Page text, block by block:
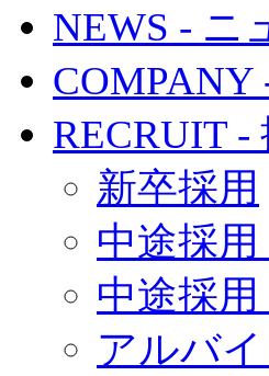
NEWS - ニ
COMPANY
RECRUIT -
新卒採用
中途採
中途採
アルバ